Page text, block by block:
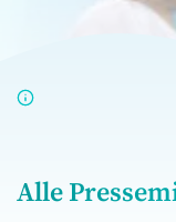
Alle